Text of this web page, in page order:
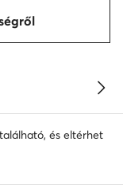
és eltérhet